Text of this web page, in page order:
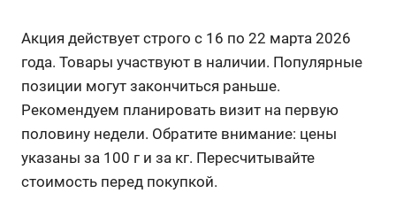
Акция действует строго с 16 по 22 марта 2026
года. Товары участвуют в наличии. Популярные
позиции могут закончиться раньше.
Рекомендуем планировать визит на первую
половину недели. Обратите внимание: цены
указаны за 100 г и за кг. Пересчитывайте
стоимость перед покупкой.